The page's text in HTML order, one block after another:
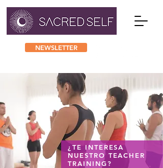
NEWSLETTER
¿TE INTERESA
NUESTRO TEACHER
TRAINING?